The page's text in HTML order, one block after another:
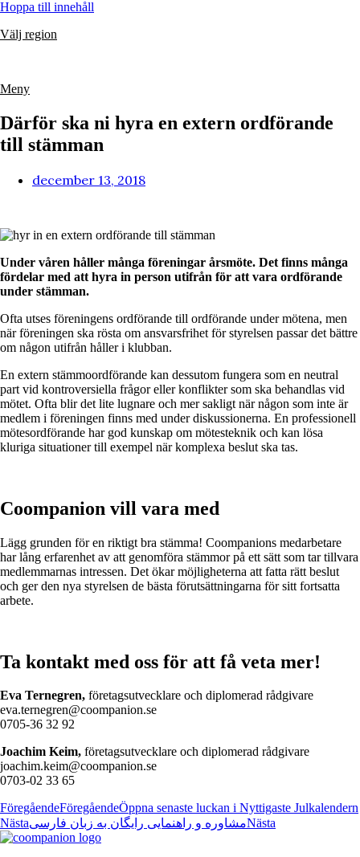
Hoppa till innehåll
Välj region
Meny
Därför ska ni hyra en extern ordförande
till stämman
december 13, 2018
Under våren håller många föreningar årsmöte. Det finns många
fördelar med att hyra in person utifrån för att vara ordförande
under stämman.
Ofta utses föreningens ordförande till ordförande under mötena, men
när föreningen ska rösta om ansvarsfrihet för styrelsen passar det bättre
om någon utifrån håller i klubban.
En extern stämmoordförande kan dessutom fungera som en neutral
part vid kontroversiella frågor eller konflikter som ska behandlas vid
mötet. Ofta blir det lite lugnare och mer sakligt när någon som inte är
medlem i föreningen finns med under diskussionerna. En professionell
mötesordförande har god kunskap om mötesteknik och kan lösa
kluriga situationer till exempel när komplexa beslut ska tas.
Coompanion vill vara med
Lägg grunden för en riktigt bra stämma! Coompanions medarbetare
har lång erfarenhet av att genomföra stämmor på ett sätt som tar tillvara
medlemmarnas intressen. Det ökar möjligheterna att fatta rätt beslut
och ger den nya styrelsen de bästa förutsättningarna för sitt fortsatta
arbete.
Ta kontakt med oss för att få veta mer!
Eva Ternegren, företagsutvecklare och diplomerad rådgivare
eva.ternegren@coompanion.se
0705-36 32 92
Joachim Keim, företagsutvecklare och diplomerad rådgivare
joachim.keim@coompanion.se
0703-02 33 65
FöregåendeFöregåendeÖppna senaste luckan i Nyttigaste Julkalendern
Nästaمشاوره و راهنمایی رایگان به زبان فارسیNästa